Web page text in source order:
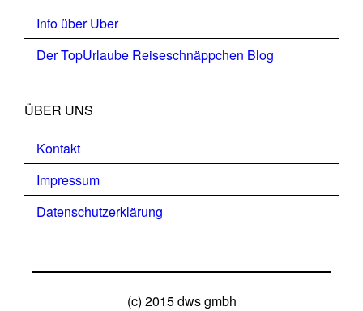
Info über Uber
Der TopUrlaube Reiseschnäppchen Blog
ÜBER UNS
Kontakt
Impressum
Datenschutzerklärung
(c) 2015 dws gmbh